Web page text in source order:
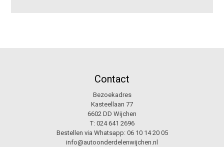
Contact
Bezoekadres
Kasteellaan 77
6602 DD Wijchen
T: 024 641 2696
Bestellen via Whatsapp: 06 10 14 20 05
info@autoonderdelenwijchen.nl